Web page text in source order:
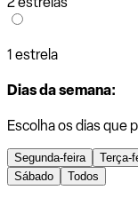
1 estrela
Dias da semana:
Escolha os dias que
Segunda-feira Terça-
Sábado
Todos